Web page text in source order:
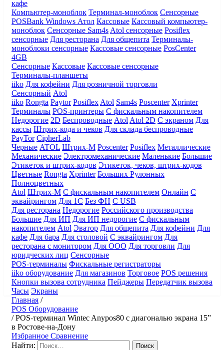
кафе
Компьютер-моноблок Терминал-моноблок Сенсорные
POSBank Windows Атол Кассовые Кассовый компьютер-
моноблок Сенсорные Sam4s Atol сенсорные Posiflex
сенсорные Для ресторана Для общепита Терминалы-
моноблоки сенсорные Кассовые сенсорные PosCenter
4GB
Сенсорные Кассовые Кассовые сенсорные
Терминалы-планшеты
iiko Для кофейни Для розничной торговли
Сенсорный Atol
iiko Rongta Paytor Posiflex Atol Sam4s Poscenter Xprinter
Терминалы POS-принтеры С фискальным накопителем
Недорогие 2D Беспроводные Atol Atol 2D С экраном Для
кассы Штрих-кода и чеков Для склада беспроводные
PayTor CipherLab
Черные ATOL Штрих-М Poscenter Posiflex Металлические
Механические Электромеханические Маленькие Большие
Этикеток и штрих-кодов Этикеток, чеков, штрих-кодов
Цветные Rongta Xprinter Больших Рулонных
Полноцветных
Atol Штрих-М С фискальным накопителем Онлайн С
эквайрингом Для 1С Без ФН С USB
Для ресторана Недорогие Российского производства
Большие Для ИП Для ИП недорогие С фискальным
накопителем Atol Эватор Для общепита Для кофейни Для
кафе Для бара Для столовой С эквайрингом Для
ресторана с монитором Для ООО Для торговли Для
юридческих лиц Сенсорные
POS-терминалы Фискальные регистраторы
iiko оборудование Для магазинов Торговое POS решения
Кнопки вызова сотрудника Пейджеры Передатчик вызова
Часы Экраны
Главная /
POS Оборудование
/POS-терминал Wintec Anypos80 с диагональю экрана 15”
​в Ростове-на-Дону
Избранное Сравнение
Найти: